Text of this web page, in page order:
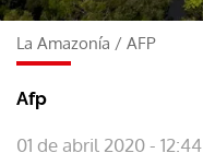
La Amazonía / AFP
Afp
01 de abril 2020 - 12:44